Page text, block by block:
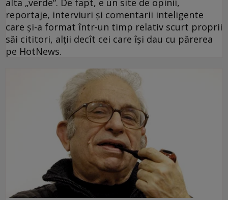
reportaje, interviuri şi comentarii inteligente
care şi-a format într-un timp relativ scurt proprii
săi cititori, alţii decît cei care îşi dau cu părerea
pe HotNews.